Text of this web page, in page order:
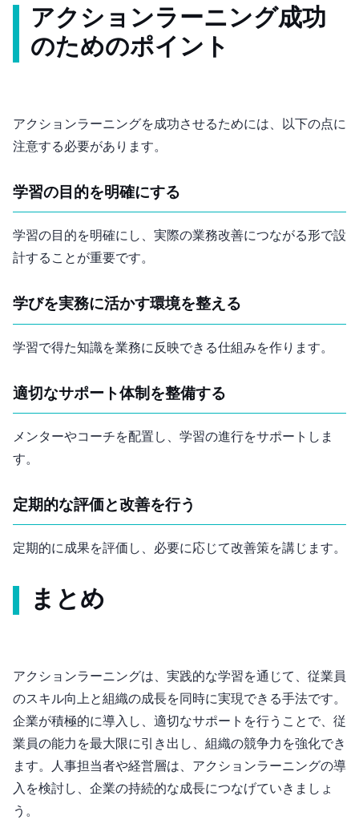
アクションラーニング成功
のためのポイント
アクションラーニングを成功させるためには、以下の点に
注意する必要があります。
学習の目的を明確にする
学習の目的を明確にし、実際の業務改善につながる形で設
計することが重要です。
学びを実務に活かす環境を整える
学習で得た知識を業務に反映できる仕組みを作ります。
適切なサポート体制を整備する
メンターやコーチを配置し、学習の進行をサポートしま
す。
定期的な評価と改善を行う
定期的に成果を評価し、必要に応じて改善策を講じます。
まとめ
アクションラーニングは、実践的な学習を通じて、従業員
のスキル向上と組織の成長を同時に実現できる手法です。
企業が積極的に導入し、適切なサポートを行うことで、従
業員の能力を最大限に引き出し、組織の競争力を強化でき
ます。人事担当者や経営層は、アクションラーニングの導
入を検討し、企業の持続的な成長につなげていきましょ
う。